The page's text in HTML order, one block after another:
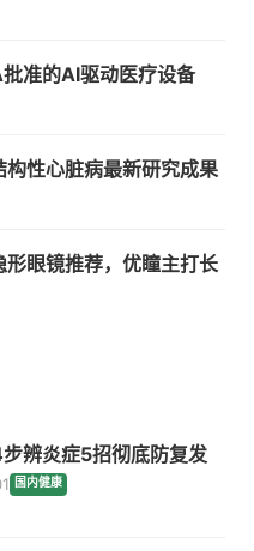
准的AI驱动医疗设备
性心脏病最新研究成果
眼镜推荐，优瞳主打长
辨炎症5招彻底防复发
国内健康